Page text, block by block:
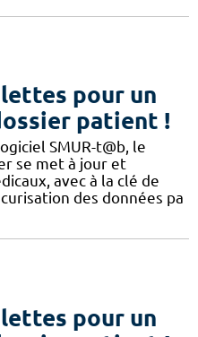
pour un
patient !
SMUR-t@b, le
se met à jour et
avec à la clé de
des données pa
pour un